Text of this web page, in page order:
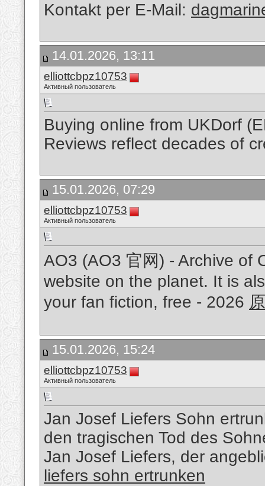
Kontakt per E-Mail:
14.01.2026, 13:11
elliottcbpz10753
Активный пользователь
Buying online from UKDorf
Reviews reflect decades of
15.01.2026, 07:29
elliottcbpz10753
Активный пользователь
AO3 (AO3 官网) - Archive of
website on the planet. It is
your fan fiction, free - 2026
15.01.2026, 15:24
elliottcbpz10753
Активный пользователь
Jan Josef Liefers Sohn
den tragischen Tod des
Jan Josef Liefers, der
liefers sohn ertrunken